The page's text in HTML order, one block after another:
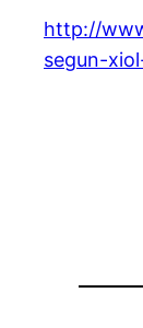
http://
segun-